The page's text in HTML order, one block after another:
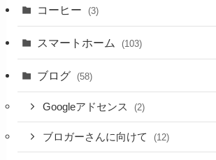
コーヒー (3)
スマートホーム (103)
ブログ (58)
Googleアドセンス (2)
ブロガーさんに向けて (12)